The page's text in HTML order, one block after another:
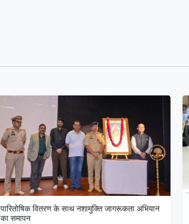
पारितोषिक वितरण के साथ नशामुक्ति जागरूकता अभियान
का समापन